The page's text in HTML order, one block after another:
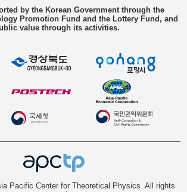
by the Korean Government through the
Promotion Fund and the Lottery Fund, and
value through its activities.
Pacific Center for Theoretical Physics. All rights